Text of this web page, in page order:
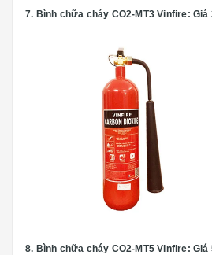
7. Bình chữa cháy CO2-MT3 Vinfire:Giá
8. Bình chữa cháy CO2-MT5 Vinfire:Giá